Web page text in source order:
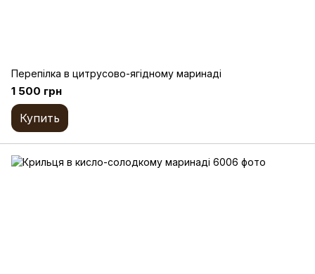
Перепілка в цитрусово-ягідному маринаді
1 500 грн
Купить